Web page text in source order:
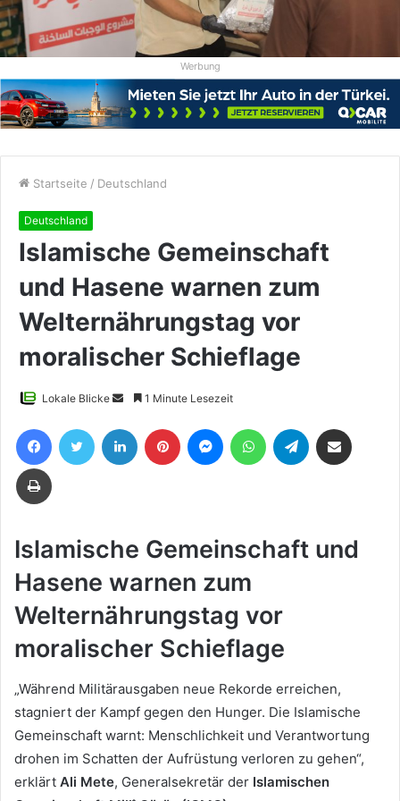
Werbung
Startseite / Deutschland
Deutschland
Islamische Gemeinschaft
und Hasene warnen zum
Welternährungstag vor
moralischer Schieflage
Lokale Blicke
Sende
eine
E-
1 Minute Lesezeit
FacebookTwitter LinkedIn Pinterest MessengerWhatsAppTelegram
Drucken
Islamische Gemeinschaft und
Hasene warnen zum
Welternährungstag vor
moralischer Schieflage
„Während Militärausgaben neue Rekorde erreichen,
stagniert der Kampf gegen den Hunger. Die Islamische
Gemeinschaft warnt: Menschlichkeit und Verantwortung
drohen im Schatten der Aufrüstung verloren zu gehen“,
erklärt Ali Mete, Generalsekretär der Islamischen